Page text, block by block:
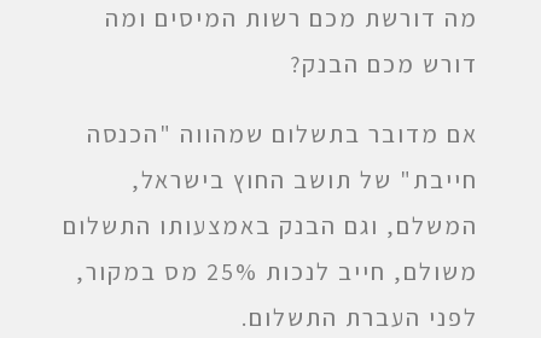
מה דורשת מכם רשות המיסים ומה
דורש מכם הבנק?
אם מדובר בתשלום שמהווה "הכנסה
חייבת" של תושב החוץ בישראל,
המשלם, וגם הבנק באמצעותו התשלום
משולם, חייב לנכות 25% מס במקור,
לפני העברת התשלום.